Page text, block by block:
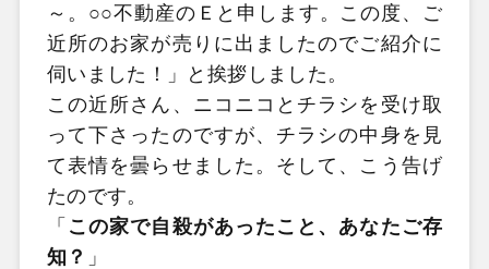
～。○○不動産のＥと申します。この度、ご
近所のお家が売りに出ましたのでご紹介に
伺いました！」と挨拶しました。
この近所さん、ニコニコとチラシを受け取
って下さったのですが、チラシの中身を見
て表情を曇らせました。そして、こう告げ
たのです。
「 この家で自殺があったこと、あなたご存
知？ 」